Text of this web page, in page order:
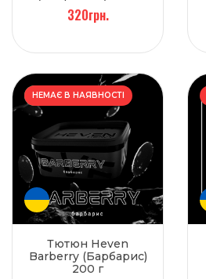
320грн.
НОВИЙ
НЕМАЄ В НАЯВНОСТІ
Тютюн Heven
Barberry (Барбарис)
200 г